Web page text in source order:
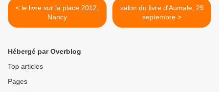
< le livre sur la place 2012,
Nancy
salon du livre d'Aumale, 29
septembre >
Hébergé par Overblog
Top articles
Pages